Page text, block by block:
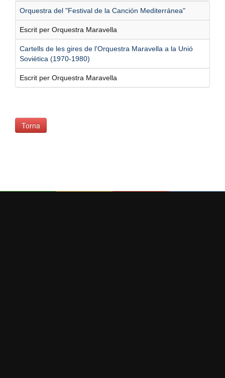
Orquestra del "Festival de la Canción Mediterránea"
Escrit per Orquestra Maravella
Cartells de les gires de l'Orquestra Maravella a la Unió
Soviètica (1970-1980)
Escrit per Orquestra Maravella
Torna